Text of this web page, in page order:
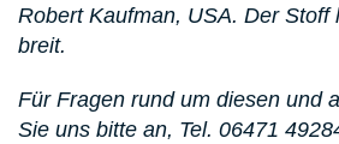
Robert Kaufman, USA. Der Stoff
breit.
Für Fragen rund um diesen und
Sie uns bitte an, Tel. 06471